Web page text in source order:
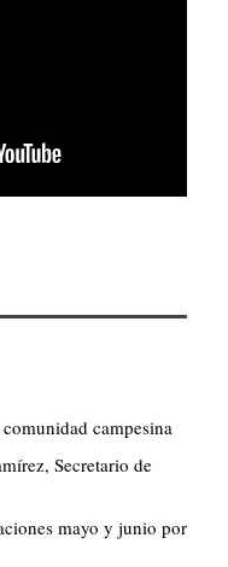
campesina
Secretario de
mayo y junio por